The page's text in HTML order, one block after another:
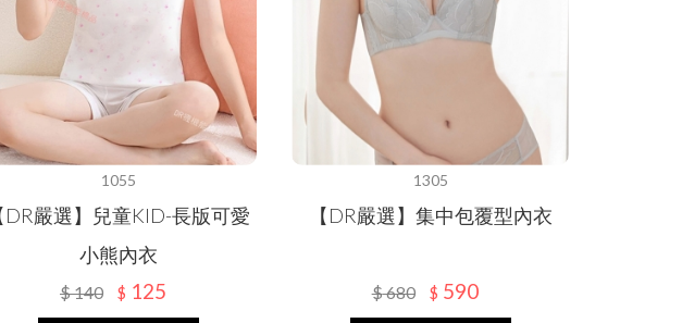
1055
DR嚴選】兒童KID-長版可愛
小熊內衣
$140 $ 125
1305
【DR嚴選】集中包覆型內衣
$680 $ 590